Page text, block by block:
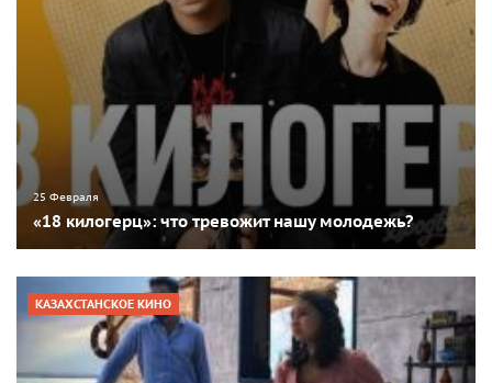
25 Февраля
«18 килогерц»: что тревожит нашу молодежь?
КАЗАХСТАНСКОЕ КИНО